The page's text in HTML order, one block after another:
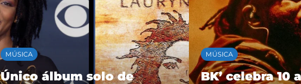
MÚSICA
BK’ celebra 10 anos de
ESPORTES